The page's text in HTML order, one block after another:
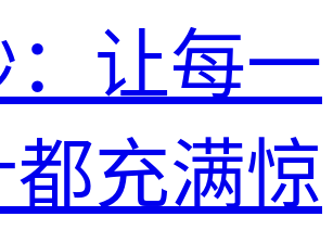
：让每一
都充满惊